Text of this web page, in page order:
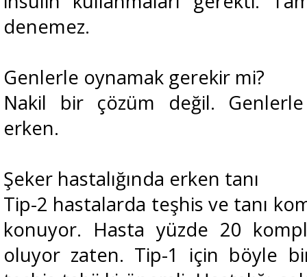
denemez.
Genlerle oynamak gerekir mi?
Nakil bir çözüm değil.
erken.
Şeker hastalığında erken tanı
Tip-2 hastalarda teşhis ve tanı
konuyor. Hasta yüzde 20
oluyor zaten. Tip-1 için böyle